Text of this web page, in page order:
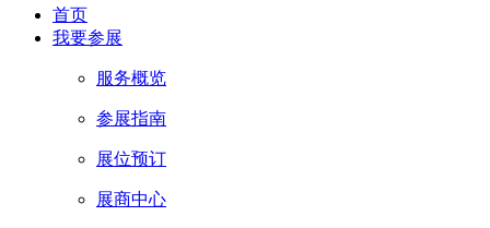
首页
我要参展
服务概览
参展指南
展位预订
展商中心